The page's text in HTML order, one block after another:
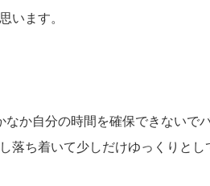
います。
か自分の時間を確保できないで
落ち着いて少しだけゆっくりとし